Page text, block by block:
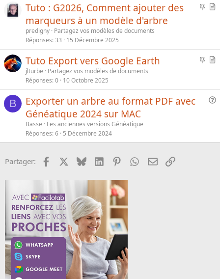
I
r
t
t
c
Tuto : G2026, Comment ajouter des
marqueurs à un modèle d'arbre
predigny Partagez vos modèles de documents
Réponses 33 15 Décembre 2025
I
o
t
i
c
Tuto Export vers Google Earth
jlturbe
Partagez vos modèles de documents
Réponses 0 10 Octobre 2025
B
t
Exporter un arbre au format PDF avec
Généatique 2024 sur MAC
Basse
Les anciennes versions Généatique
Réponses 6 5 Décembre 2024
Partager: Facebook BlueskyLinkedInPinterestWhatsApp
EmailLien